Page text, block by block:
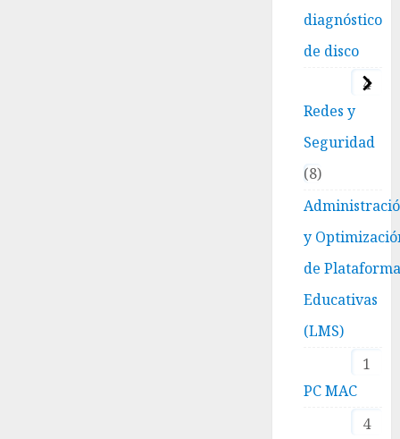
diagnóstico
de disco
4
Redes y
Seguridad
8
y
de
Educativas
(LMS)
1
PC MAC
4